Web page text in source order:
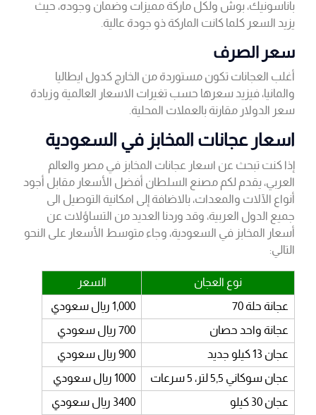
باناسونيك، بوش ولكل ماركة مميزات وضمان وجوده، حيث
يزيد السعر كلما كانت الماركة ذو جودة عالية.
سعر الصرف
أغلب العجانات تكون مستوردة من الخارج كدول ايطاليا
والمانيا، فيزيد سعرها حسب تغيرات الاسعار العالمية وزيادة
سعر الدولار مقارنة بالعملات المحلية.
اسعار عجانات المخابز في السعودية
إذا كنت تبحث عن اسعار عجانات المخابز في مصر والعالم
العربي، يقدم لكم مصنع السلطان أفضل الأسعار مقابل أجود
أنواع الآلات والمعدات، بالاضافة إلى امكانية التوصيل الى
جميع الدول العربية، وقد وردنا العديد من التساؤلات عن
أسعار المخابز في السعودية، وجاء متوسط الأسعار على النحو
التالي:
نوع العجان السعر
عجانة حلة 70 1,000 ريال سعودي
عجانة واحد حصان 700 ريال سعودي
عجان 13 كيلو جديد 900 ريال سعودي
عجان سوكاني 5,5 لتر، 5 سرعات 1000 ريال سعودي
عجان 30 كيلو 3400 ريال سعودي